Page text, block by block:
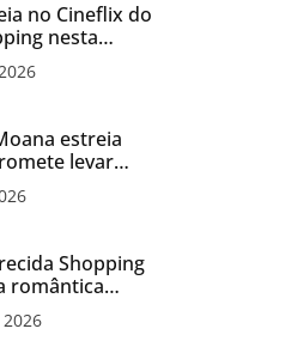
no Cineflix do
nesta
estreia
levar
ao Cineflix
Shopping
romântica
hoje e
o Dia dos